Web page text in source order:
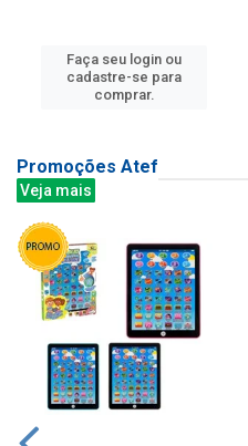
Faça seu login ou
cadastre-se para
comprar.
Promoções Atef
Veja mais